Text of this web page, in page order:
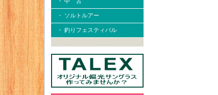
・ ソルトルアー
・ 釣りフェスティバル